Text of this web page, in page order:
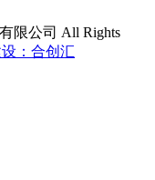
限公司 All Rights
：合创汇